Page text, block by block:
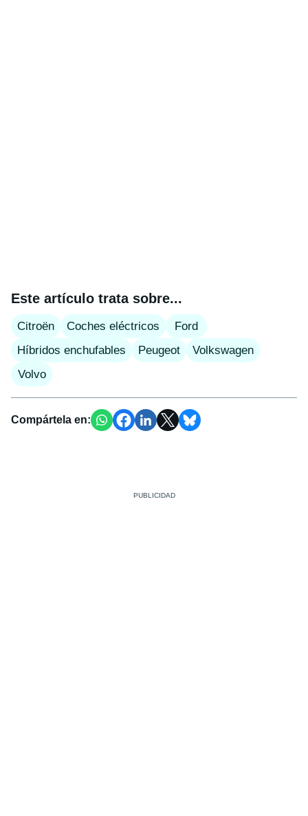
Este artículo trata sobre...
Citroën Coches eléctricos
Ford
Híbridos enchufables
Peugeot
Volkswagen
Volvo
Compártela en: